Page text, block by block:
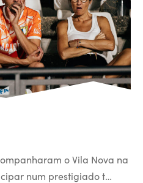
o Vila Nova na
num prestigiado t…